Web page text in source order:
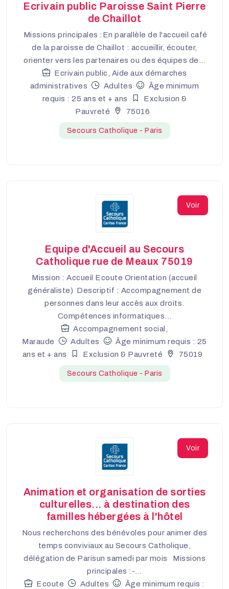
Ecrivain public Paroisse Saint Pierre
de Chaillot
Missions principales :En parallèle de l'accueil café
de la paroisse de Chaillot : accueillir, écouter,
orienter vers les partenaires ou des équipes de...
Ecrivain public, Aide aux démarches
administratives
Adultes
Âge minimum
requis : 25 ans et + ans
Exclusion &
Pauvreté
75016
Secours Catholique - Paris
Voir
Equipe d'Accueil au Secours
Catholique rue de Meaux 75019
Mission : Accueil Ecoute Orientation (accueil
généraliste) Descriptif : Accompagnement de
personnes dans leur accès aux droits.
Compétences informatiques...
Accompagnement social,
Maraude
Adultes
Âge minimum requis : 25
ans et + ans
Exclusion & Pauvreté 75019
Secours Catholique - Paris
Voir
Animation et organisation de sorties
culturelles... à destination des
familles hébergées à l'hôtel
Nous recherchons des bénévoles pour animer des
temps conviviaux au Secours Catholique,
délégation de Parisun samedi par mois Missions
principales :-...
Ecoute
Adultes Âge minimum requis :